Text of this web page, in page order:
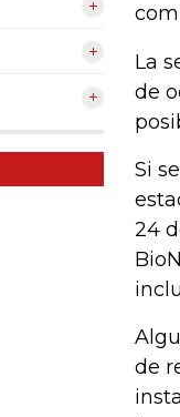
La
de
Si
24
de